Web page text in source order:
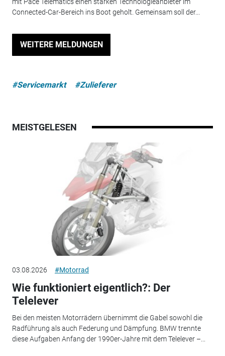
Connected-Car-Bereich ins Boot geholt. Gemeinsam soll der...
WEITERE MELDUNGEN
#Servicemarkt #Zulieferer
MEISTGELESEN
03.08.2026 #Motorrad
Wie funktioniert eigentlich?: Der
Telelever
Bei den meisten Motorrädern übernimmt die Gabel sowohl die
Radführung als auch Federung und Dämpfung. BMW trennte
diese Aufgaben Anfang der 1990er-Jahre mit dem Telelever –...